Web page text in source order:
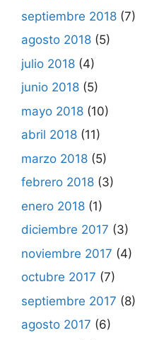
septiembre 2018 (7)
agosto 2018 (5)
julio 2018 (4)
junio 2018 (5)
mayo 2018 (10)
abril 2018 (11)
marzo 2018 (5)
febrero 2018 (3)
enero 2018 (1)
diciembre 2017 (3)
noviembre 2017 (4)
octubre 2017 (7)
septiembre 2017 (8)
agosto 2017 (6)